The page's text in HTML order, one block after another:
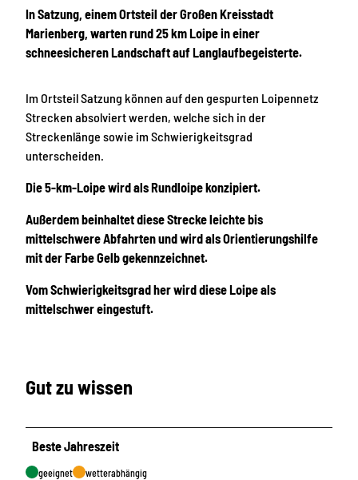
In Satzung, einem Ortsteil der Großen Kreisstadt
Marienberg, warten rund 25 km Loipe in einer
schneesicheren Landschaft auf Langlaufbegeisterte.
Im Ortsteil Satzung können auf den gespurten Loipennetz
Strecken absolviert werden, welche sich in der
Streckenlänge sowie im Schwierigkeitsgrad
unterscheiden.
Die 5-km-Loipe wird als Rundloipe konzipiert.
Außerdem beinhaltet diese Strecke leichte bis
mittelschwere Abfahrten und wird als Orientierungshilfe
mit der Farbe Gelb gekennzeichnet.
Vom Schwierigkeitsgrad her wird diese Loipe als
mittelschwer eingestuft.
Gut zu wissen
Beste Jahreszeit
geeignet wetterabhängig